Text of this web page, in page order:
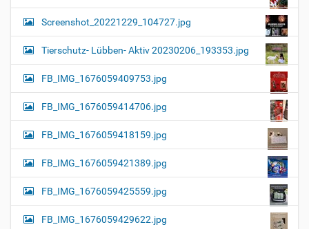
Screenshot_20221229_104727.jpg
Tierschutz- Lübben- Aktiv 20230206_193353.jpg
FB_IMG_1676059409753.jpg
FB_IMG_1676059414706.jpg
FB_IMG_1676059418159.jpg
FB_IMG_1676059421389.jpg
FB_IMG_1676059425559.jpg
FB_IMG_1676059429622.jpg